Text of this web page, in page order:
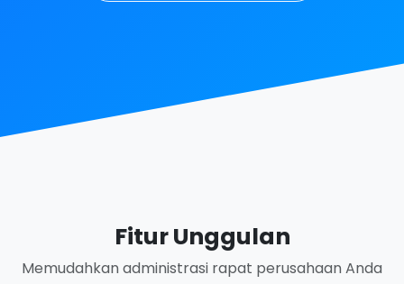
Fitur Unggulan
Memudahkan administrasi rapat perusahaan Anda